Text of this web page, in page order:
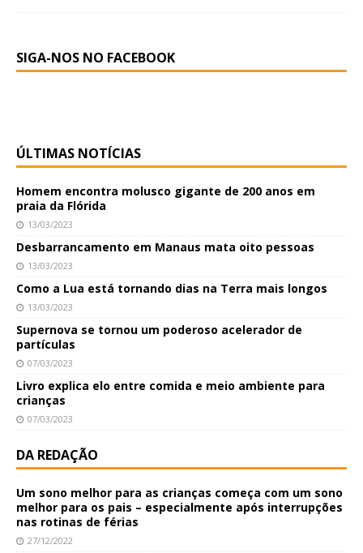
SIGA-NOS NO FACEBOOK
ÚLTIMAS NOTÍCIAS
Homem encontra molusco gigante de 200 anos em
praia da Flórida
13/03/2023
Desbarrancamento em Manaus mata oito pessoas
13/03/2023
Como a Lua está tornando dias na Terra mais longos
13/03/2023
Supernova se tornou um poderoso acelerador de
partículas
07/03/2023
Livro explica elo entre comida e meio ambiente para
crianças
07/03/2023
DA REDAÇÃO
Um sono melhor para as crianças começa com um sono
melhor para os pais – especialmente após interrupções
nas rotinas de férias
27/12/2022